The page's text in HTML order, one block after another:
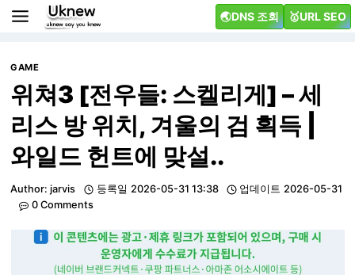
Skip
🌏DNS 조회 🥇URL SEO
GAME
위쳐3 [전우들: 스켈리게] – 세
리스 방 위치, 겨울의 검 획득 |
와일드 헌트에 맞설..
Author: jarvis 등록일 2026-05-31 13:38 업데이트 2026-05-31
0 Comments